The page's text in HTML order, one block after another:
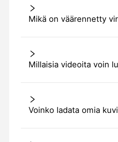
Mikä on väärennetty
Millaisia videoita voin
Voinko ladata omia